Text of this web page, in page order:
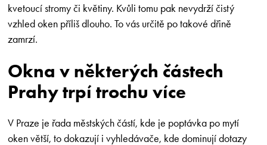
kvetoucí stromy či květiny. Kvůli tomu pak nevydrží čistý
vzhled oken příliš dlouho. To vás určitě po takové dřině
zamrzí.
Okna v některých částech
Prahy trpí trochu více
V Praze je řada městských částí, kde je poptávka po mytí
oken větší, to dokazují i vyhledávače, kde dominují dotazy